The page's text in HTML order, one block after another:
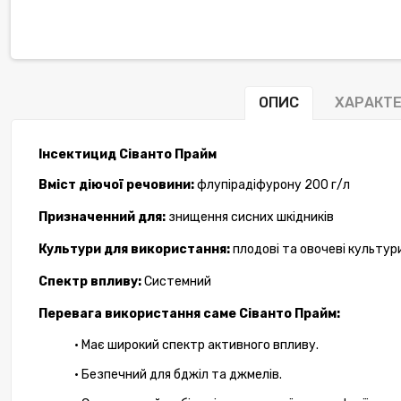
ОПИС
Інсектицид Сіванто Прайм
Вміст діючої речовини:флупірадіфурону 200 г/л
Призначенний для: знищення сисних шкідників
Культури для використання:плодові та овочеві культур
Спектр впливу:Системний
Перевага використання саме Сіванто Прайм:
· Має широкий спектр активного впливу.
· Безпечний для бджіл та джмелів.